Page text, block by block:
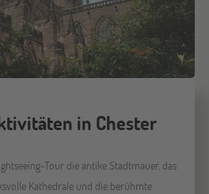
in Chester
Tour die antike Stadtmauer, das
Kathedrale und die berühmte